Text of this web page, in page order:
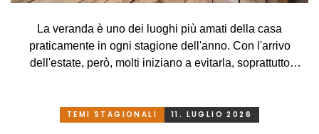
La veranda è uno dei luoghi più amati della casa
praticamente in ogni stagione dell'anno. Con l'arrivo
dell'estate, però, molti iniziano a evitarla, soprattutto
rilassarsi. Che peccato, però. Eppure basta davvero poco.
TEMI STAGIONALI 11. LUGLIO 2026